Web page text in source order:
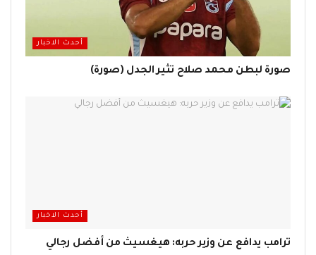
أحدث الاخبار
صورة لبطن محمد صلاح تثير الجدل (صورة)
أحدث الاخبار
ترامب يدافع عن وزير حربه: هيغسيث من أفضل رجالي